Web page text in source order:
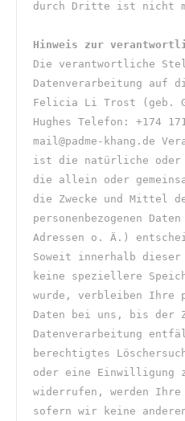
durch Dritte ist nicht
Hinweis zur
Die verantwortliche
Datenverarbeitung auf
Felicia Li Trost (geb.
Hughes Telefon: +174
mail@padme-khang.de
ist die natürliche oder
die allein oder
die Zwecke und Mittel
personenbezogenen
Adressen o. Ä.)
Soweit innerhalb dieser
keine speziellere
wurde, verbleiben Ihre
Daten bei uns, bis der
Datenverarbeitung
berechtigtes
oder eine Einwilligung
widerrufen, werden Ihre
sofern wir keine